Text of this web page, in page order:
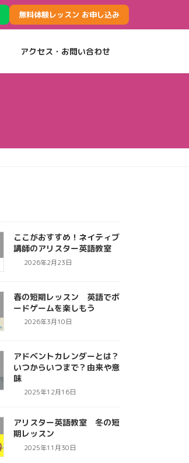
無料体験レッスン お申し込み
アクセス・お問い合わせ
ここがおすすめ！ネイティブ
講師のアリスター英語教室
2026年2月23日
春の短期レッスン 英語でボ
ードゲームを楽しもう
2026年3月10日
アドベントカレンダーとは？
いつからいつまで？由来や意
味
2025年12月16日
アリスター英語教室 冬の短
期レッスン
2025年11月30日